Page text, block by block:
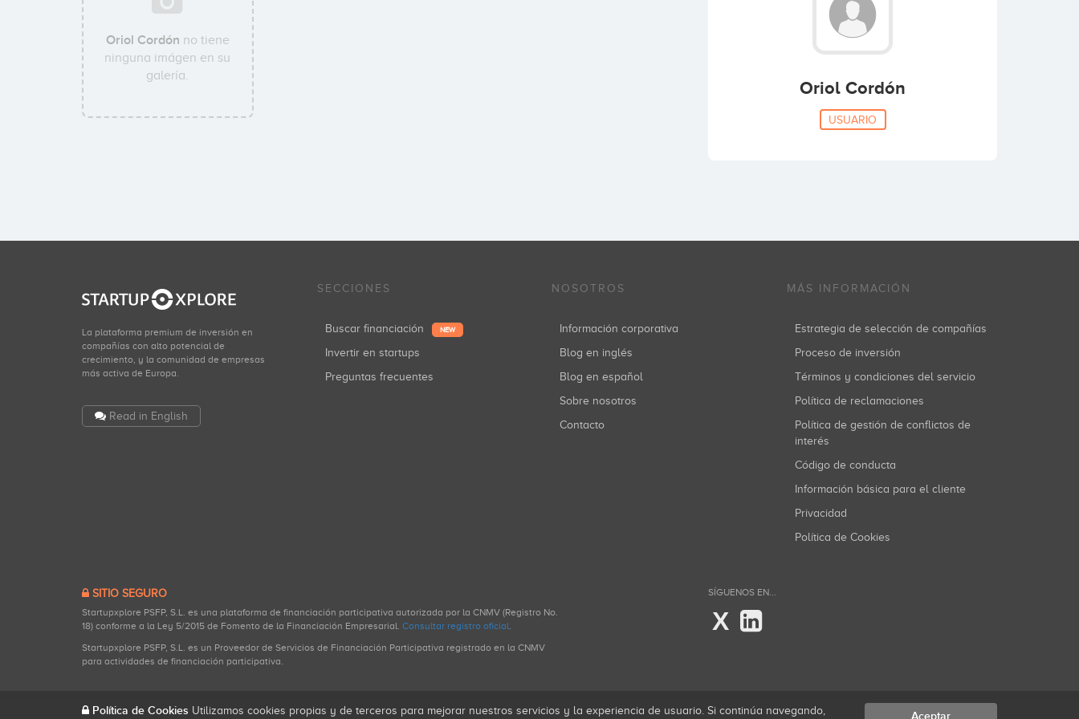
Oriol Cordón no tiene
ninguna imágen en su
galería.
Oriol Cordón
USUARIO
La plataforma premium de inversión en
compañías con alto potencial de
crecimiento, y la comunidad de empresas
más activa de Europa.
Read in English
SECCIONES
Buscar financiación NEW
Invertir en startups
Preguntas frecuentes
NOSOTROS
Información corporativa
Blog en inglés
Blog en español
Sobre nosotros
Contacto
MÁS INFORMACIÓN
Estrategia de selección de compañías
Proceso de inversión
Términos y condiciones del servicio
Política de reclamaciones
Política de gestión de conflictos de
interés
Código de conducta
Información básica para el cliente
Privacidad
Política de Cookies
SITIO SEGURO
Startupxplore PSFP, S.L. es una plataforma de financiación participativa autorizada por la CNMV (Registro No.
18) conforme a la Ley 5/2015 de Fomento de la Financiación Empresarial. Consultar registro oficial.
Startupxplore PSFP, S.L. es un Proveedor de Servicios de Financiación Participativa registrado en la CNMV
para actividades de financiación participativa.
SÍGUENOS EN...
X
Política de Cookies Utilizamos cookies propias y de terceros para mejorar nuestros servicios y la experiencia de usuario. Si continúa navegando, Aceptar